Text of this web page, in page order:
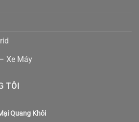
Xe Máy
TÔI
Quang Khôi